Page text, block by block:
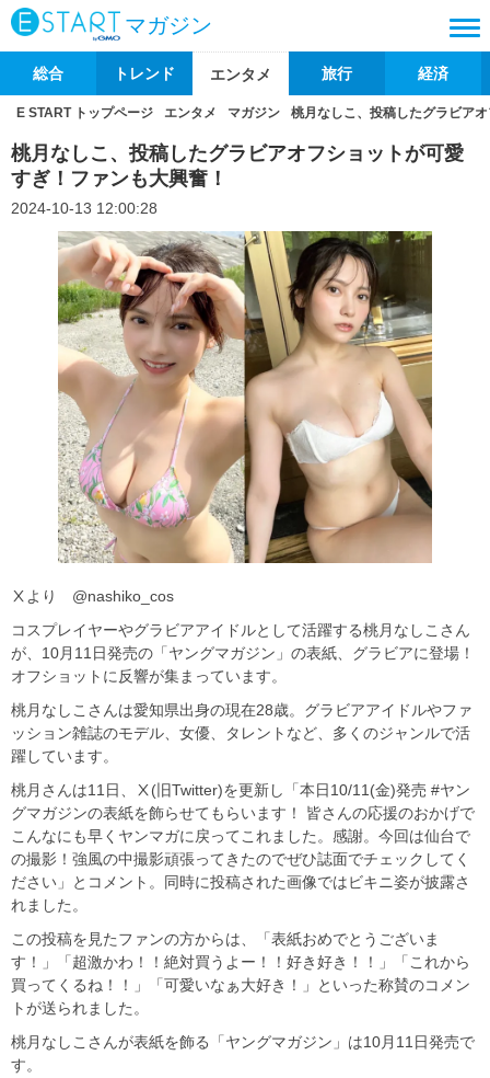
マガジン
総合 トレンド エンタメ 旅行 経済
E START トップページ エンタメ マガジン 桃月なしこ、投稿したグラビア
桃月なしこ、投稿したグラビアオフショットが可愛
すぎ！ファンも大興奮！
2024-10-13 12:00:28
Ⅹより @nashiko_cos
コスプレイヤーやグラビアアイドルとして活躍する桃月なしこさん
が、10月11日発売の「ヤングマガジン」の表紙、グラビアに登場！
オフショットに反響が集まっています。
桃月なしこさんは愛知県出身の現在28歳。グラビアアイドルやファ
ッション雑誌のモデル、女優、タレントなど、多くのジャンルで活
躍しています。
桃月さんは11日、Ⅹ(旧Twitter)を更新し「本日10/11(金)発売 #ヤン
グマガジンの表紙を飾らせてもらいます！ 皆さんの応援のおかげで
こんなにも早くヤンマガに戻ってこれました。感謝。今回は仙台で
の撮影！強風の中撮影頑張ってきたのでぜひ誌面でチェックしてく
ださい」とコメント。同時に投稿された画像ではビキニ姿が披露さ
れました。
この投稿を見たファンの方からは、「表紙おめでとうございま
す！」「超激かわ！！絶対買うよー！！好き好き！！」「これから
買ってくるね！！」「可愛いなぁ大好き！」といった称賛のコメン
トが送られました。
桃月なしこさんが表紙を飾る「ヤングマガジン」は10月11日発売で
す。